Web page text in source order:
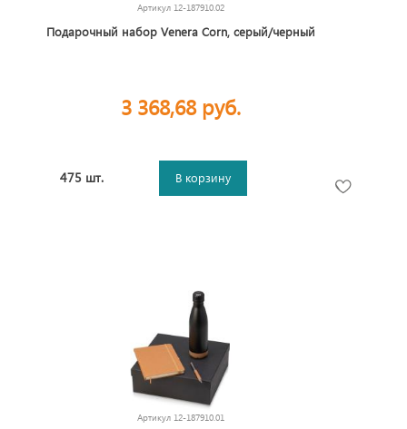
Артикул 12-187910.02
Подарочный набор Venera Corn, серый/черный
3 368,68 руб.
475 шт. В корзину
Артикул 12-187910.01